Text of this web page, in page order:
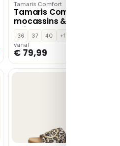
Tamaris Comfort
Tamaris Comfort
mocassins & loafers –
Beige
36 37 40
+1
vanaf
€ 79,99